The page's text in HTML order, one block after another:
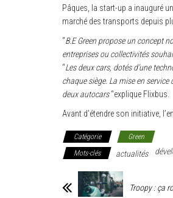
Pâques, la start-up a inauguré
marché des transports depuis
“B.E Green propose un concept
entreprises ou collectivités
“Les deux cars, dotés d’une
chaque siège. La mise en
deux autocars“explique Flixbus.
Avant d’étendre son initiative,
Catégorie
Green
Mots-clés
actualités
Troopy : ça